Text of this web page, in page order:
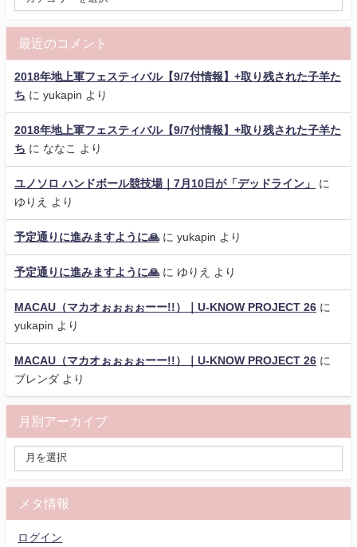
最近のコメント
2018年地上軍フェスティバル【9/7付情報】+取り残された子羊た
ち に yukapin より
2018年地上軍フェスティバル【9/7付情報】+取り残された子羊た
ち に ななこ より
ユノソロ ハンドボール競技場｜7月10日が「デッドライン」
に
ゆりえ
より
予定通りに進みますように🙏 に yukapin より
予定通りに進みますように🙏 に ゆりえ より
MACAU（マカオぉぉぉぉーー!!）｜U-KNOW PROJECT 26 に
yukapin より
MACAU（マカオぉぉぉぉーー!!）｜U-KNOW PROJECT 26 に
ブレンダ より
月別アーカイブ
メタ情報
ログイン